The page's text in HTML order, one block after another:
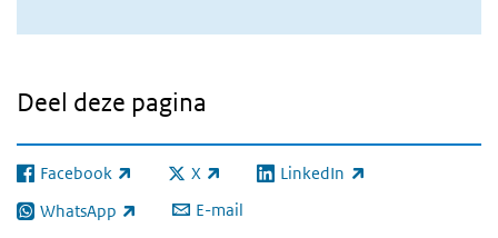
Deel deze pagina
Facebook
(externe link) X
(externe link) LinkedIn
(externe link)
WhatsApp
(externe link) E-mail